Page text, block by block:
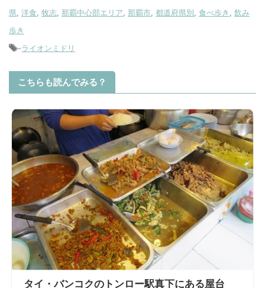
県, 洋食, 牧志, 那覇中心部エリア, 那覇市, 都道府県別, 食べ歩き , 飲み
歩き
-ライオンミドリ
こちらも読んでみる？
タイ・バンコクのトンロー駅真下にある屋台